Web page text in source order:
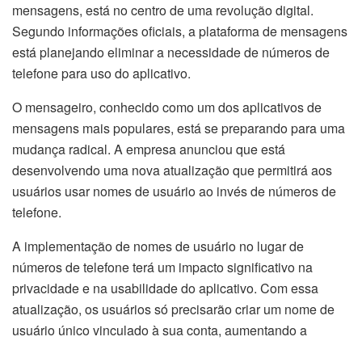
mensagens, está no centro de uma revolução digital.
Segundo informações oficiais, a plataforma de mensagens
está planejando eliminar a necessidade de números de
telefone para uso do aplicativo.
O mensageiro, conhecido como um dos aplicativos de
mensagens mais populares, está se preparando para uma
mudança radical. A empresa anunciou que está
desenvolvendo uma nova atualização que permitirá aos
usuários usar nomes de usuário ao invés de números de
telefone.
A implementação de nomes de usuário no lugar de
números de telefone terá um impacto significativo na
privacidade e na usabilidade do aplicativo. Com essa
atualização, os usuários só precisarão criar um nome de
usuário único vinculado à sua conta, aumentando a